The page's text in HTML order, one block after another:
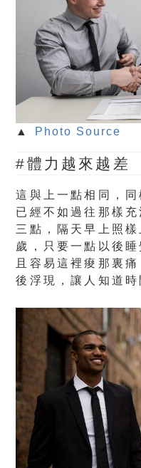
▲ Photo Source
#體力越來越差
這與上一點相同，
已經不如過往那樣
三點，隔天早上照
歲，只要一點以後
且容易這裡痠那裏
後浮現，讓人知道時